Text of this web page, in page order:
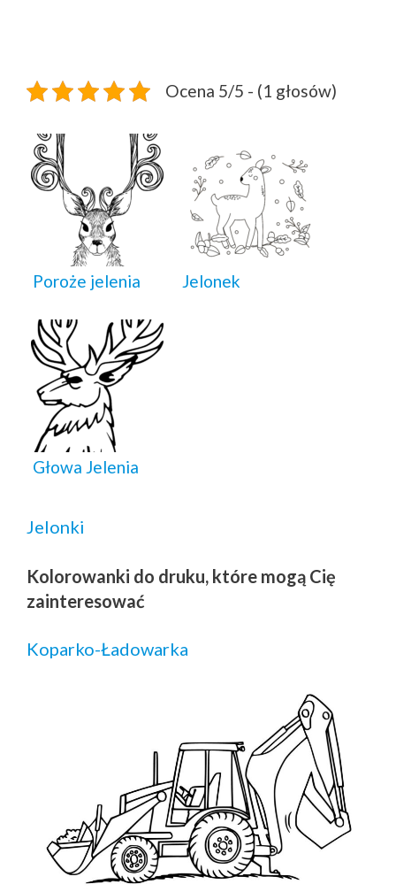
Ocena 5/5 - (1 głosów)
Poroże jelenia Jelonek
Głowa Jelenia
Jelonki
Kolorowanki do druku, które mogą Cię
zainteresować
Koparko-Ładowarka